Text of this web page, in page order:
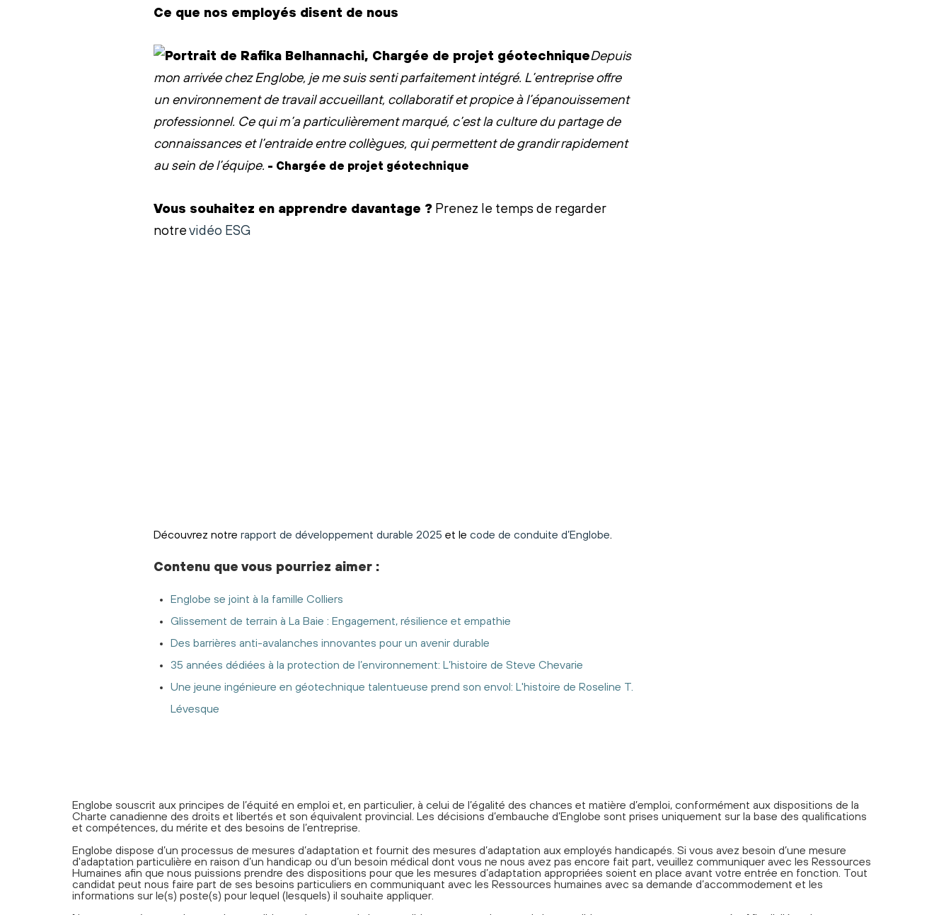
Ce que nos employés disent de nous
Depuis
mon arrivée chez Englobe, je me suis senti parfaitement intégré. L’entreprise offre
un environnement de travail accueillant, collaboratif et propice à l’épanouissement
professionnel. Ce qui m’a particulièrement marqué, c’est la culture du partage de
connaissances et l’entraide entre collègues, qui permettent de grandir rapidement
au sein de l’équipe. - Chargée de projet géotechnique
Vous souhaitez en apprendre davantage ? Prenez le temps de regarder
notrevidéo ESG
Découvrez notre rapport de développement durable 2025 et le code de conduite d’Englobe.
Contenu que vous pourriez aimer :
Englobe se joint à la famille Colliers
Glissement de terrain à La Baie : Engagement, résilience et empathie
Des barrières anti-avalanches innovantes pour un avenir durable
35 années dédiées à la protection de l’environnement: L’histoire de Steve Chevarie
Une jeune ingénieure en géotechnique talentueuse prend son envol: L'histoire de Roseline T.
Lévesque
Englobe souscrit aux principes de l’équité en emploi et, en particulier, à celui de l’égalité des chances et matière d’emploi, conformément aux dispositions de la
Charte canadienne des droits et libertés et son équivalent provincial. Les décisions d’embauche d’Englobe sont prises uniquement sur la base des qualifications
et compétences, du mérite et des besoins de l’entreprise.
Englobe dispose d’un processus de mesures d’adaptation et fournit des mesures d’adaptation aux employés handicapés. Si vous avez besoin d’une mesure
d'adaptation particulière en raison d’un handicap ou d’un besoin médical dont vous ne nous avez pas encore fait part, veuillez communiquer avec les Ressources
Humaines afin que nous puissions prendre des dispositions pour que les mesures d’adaptation appropriées soient en place avant votre entrée en fonction. Tout
candidat peut nous faire part de ses besoins particuliers en communiquant avec les Ressources humaines avec sa demande d’accommodement et les
informations sur le(s) poste(s) pour lequel (lesquels) il souhaite appliquer.